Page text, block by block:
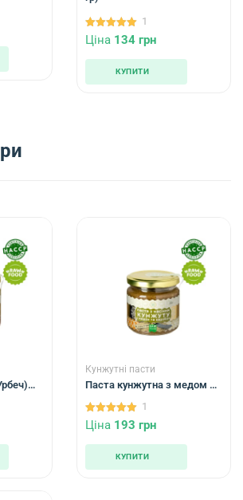
5.00
out of 5
1
Ціна 134 грн
КУПИТИ
Кунжутні пасти
Паста кунжутна з медом й
5.00
out of 5
1
Ціна 193 грн
КУПИТИ